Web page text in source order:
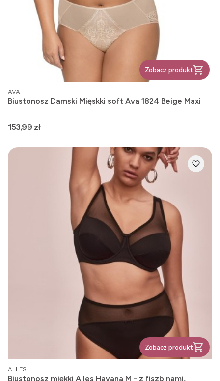
Zobacz produkt
PRODUCENT
AVA
Biustonosz Damski Mięskki soft Ava 1824 Beige Maxi
Cena
153,99 zł
Zobacz produkt
PRODUCENT
ALLES
Biustonosz miękki Alles Havana M - z fiszbinami,